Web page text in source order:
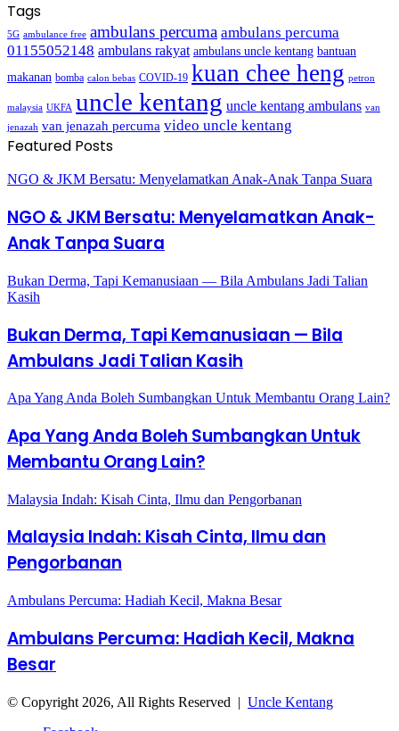
Tags
5G ambulance free ambulans percuma ambulans percuma
01155052148 ambulans rakyat ambulans uncle kentang bantuan
makanan bomba calon bebas COVID-19 kuan chee heng petron
malaysia UKFA uncle kentang uncle kentang ambulans van
jenazah van jenazah percuma video uncle kentang
Featured Posts
NGO & JKM Bersatu: Menyelamatkan Anak-Anak Tanpa Suara
NGO & JKM Bersatu: Menyelamatkan Anak-
Anak Tanpa Suara
Bukan Derma, Tapi Kemanusiaan — Bila Ambulans Jadi Talian
Kasih
Bukan Derma, Tapi Kemanusiaan — Bila
Ambulans Jadi Talian Kasih
Apa Yang Anda Boleh Sumbangkan Untuk Membantu Orang Lain?
Apa Yang Anda Boleh Sumbangkan Untuk
Membantu Orang Lain?
Malaysia Indah: Kisah Cinta, Ilmu dan Pengorbanan
Malaysia Indah: Kisah Cinta, Ilmu dan
Pengorbanan
Ambulans Percuma: Hadiah Kecil, Makna Besar
Ambulans Percuma: Hadiah Kecil, Makna
Besar
© Copyright 2026, All Rights Reserved | Uncle Kentang